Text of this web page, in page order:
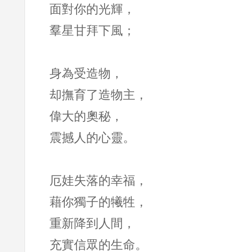
面對你的光輝，
羣星甘拜下風；
身為受造物，
却撫育了造物主，
偉大的奧秘，
震撼人的心靈。
厄娃失落的幸福，
藉你獨子的犧牲，
重新降到人間，
充實信眾的生命。